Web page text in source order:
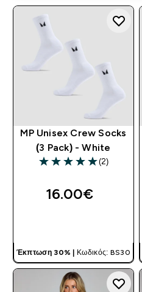
MP Unisex Crew Socks
(3 Pack) - White
5 out of 5 stars
(2)
16.00€‎
Έκπτωση 30% | Κωδικός: BS30